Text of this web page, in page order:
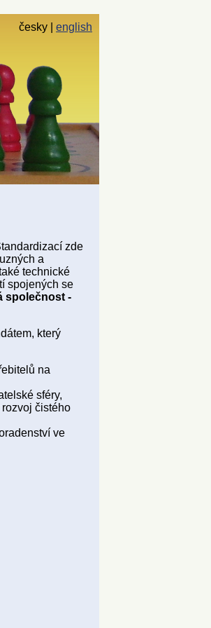
česky english
zde
a
technické
spojených se
společnost -
který
na
sféry,
čistého
ve